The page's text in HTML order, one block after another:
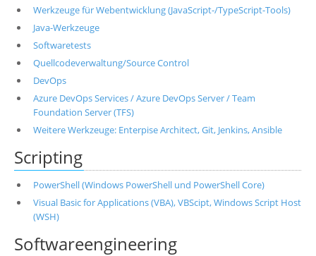
Werkzeuge für Webentwicklung (JavaScript-/TypeScript-Tools)
Java-Werkzeuge
Softwaretests
Quellcodeverwaltung/Source Control
DevOps
Azure DevOps Services / Azure DevOps Server / Team
Foundation Server (TFS)
Weitere Werkzeuge: Enterpise Architect, Git, Jenkins, Ansible
Scripting
PowerShell (Windows PowerShell und PowerShell Core)
Visual Basic for Applications (VBA), VBScipt, Windows Script Host
(WSH)
Softwareengineering